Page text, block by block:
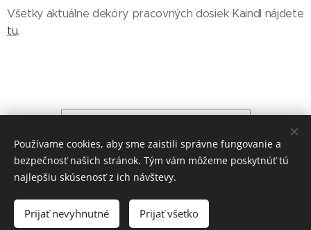
Všetky aktuálne dekóry pracovných dosiek Kaindl nájdete
tu.
© 2020 proFormo spol. s r.o. Tehelná 17, 831 03 Bratislava
Cookies
Používame cookies, aby sme zaistili správne fungovanie a
bezpečnosť našich stránok. Tým vám môžeme poskytnúť tú
najlepšiu skúsenosť z ich návštevy.
Prijať nevyhnutné Prijať všetko